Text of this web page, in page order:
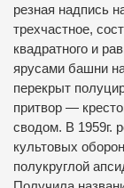
резная надпись
трехчастное,
квадратного и
ярусами башни
перекрыт
притвор —
сводом. В 1959г.
культовых
полукруглой